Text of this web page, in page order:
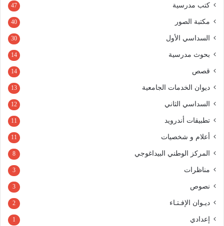
كتب مدرسية 47
مكتبة الصور 40
السداسي الأول 30
بحوث مدرسية 14
قصص 14
ديوان الخدمات الجامعية 13
السداسي الثاني 12
تطبيقات أندرويد 11
أعلام و شخصيات 11
المركز الوطني البيداغوجي 8
مناظرات 3
نصوص 3
ديـوان الإفـتـاء 2
إعدادي 1